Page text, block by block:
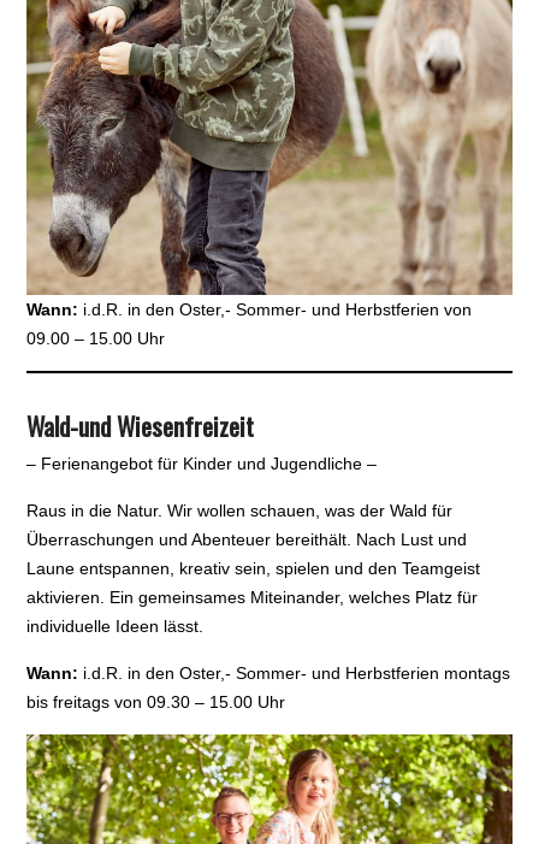
Wann: i.d.R. in den Oster,- Sommer- und Herbstferien von
09.00 – 15.00 Uhr
Wald-und Wiesenfreizeit
– Ferienangebot für Kinder und Jugendliche –
Raus in die Natur. Wir wollen schauen, was der Wald für
Überraschungen und Abenteuer bereithält. Nach Lust und
Laune entspannen, kreativ sein, spielen und den Teamgeist
aktivieren. Ein gemeinsames Miteinander, welches Platz für
individuelle Ideen lässt.
Wann: i.d.R. in den Oster,- Sommer- und Herbstferien montags
bis freitags von 09.30 – 15.00 Uhr